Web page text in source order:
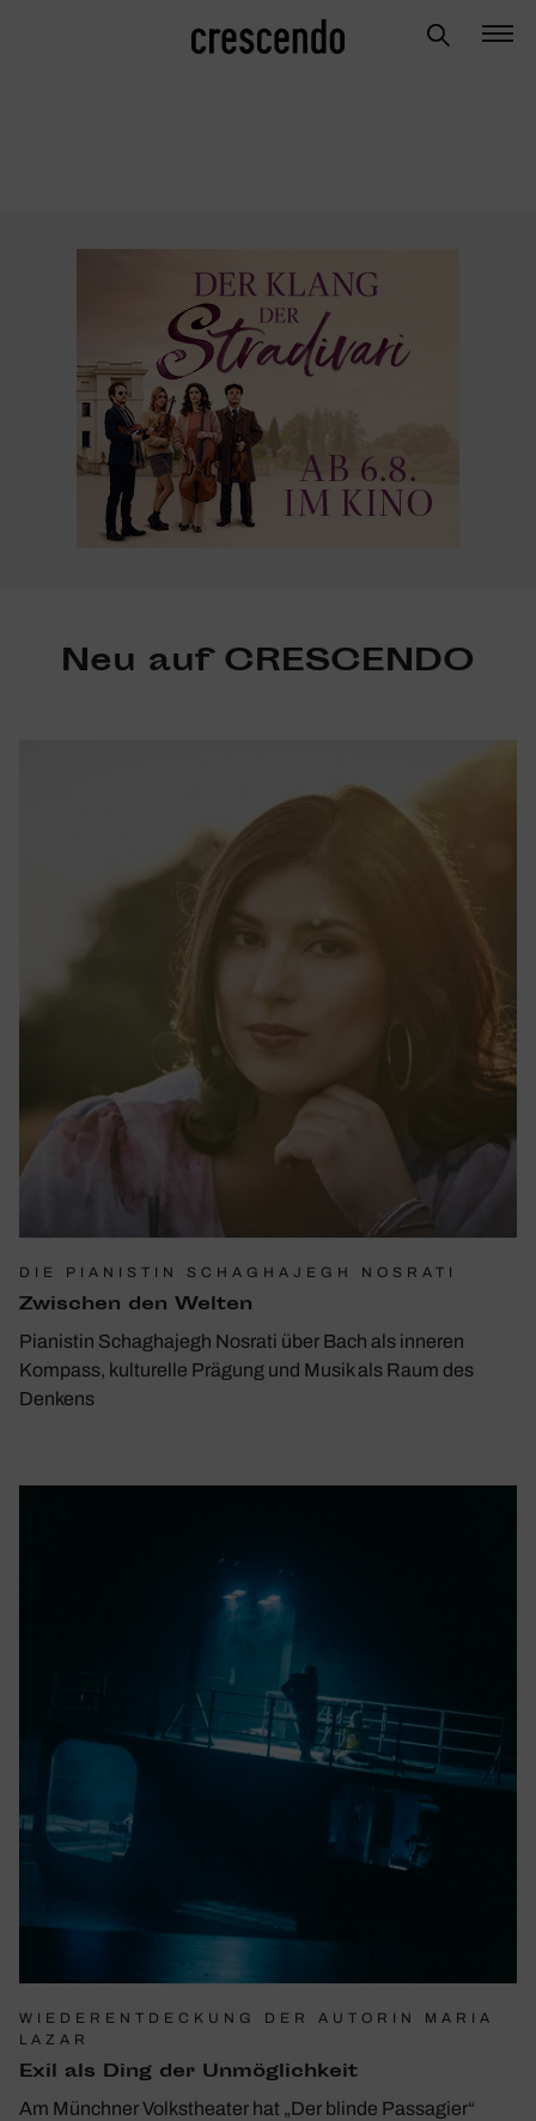
Neu auf CRESCENDO
DIE PIANISTIN SCHAGHAJEGH NOSRATI
Zwischen den Welten
Pianistin Schaghajegh Nosrati über Bach als inneren
Kompass, kulturelle Prägung und Musik als Raum des
Denkens
WIEDERENTDECKUNG DER AUTORIN MARIA
LAZAR
Exil als Ding der Unmög­lich­keit
Am Münchner Volkstheater hat „Der blinde Passagier“